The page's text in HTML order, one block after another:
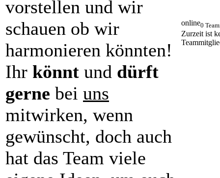
vorstellen und wir
schauen ob wir
harmonieren könnten!
Ihr könnt und dürft
gerne bei uns
mitwirken, wenn
gewünscht, doch auch
hat das Team viele
online0
Zurzeit ist